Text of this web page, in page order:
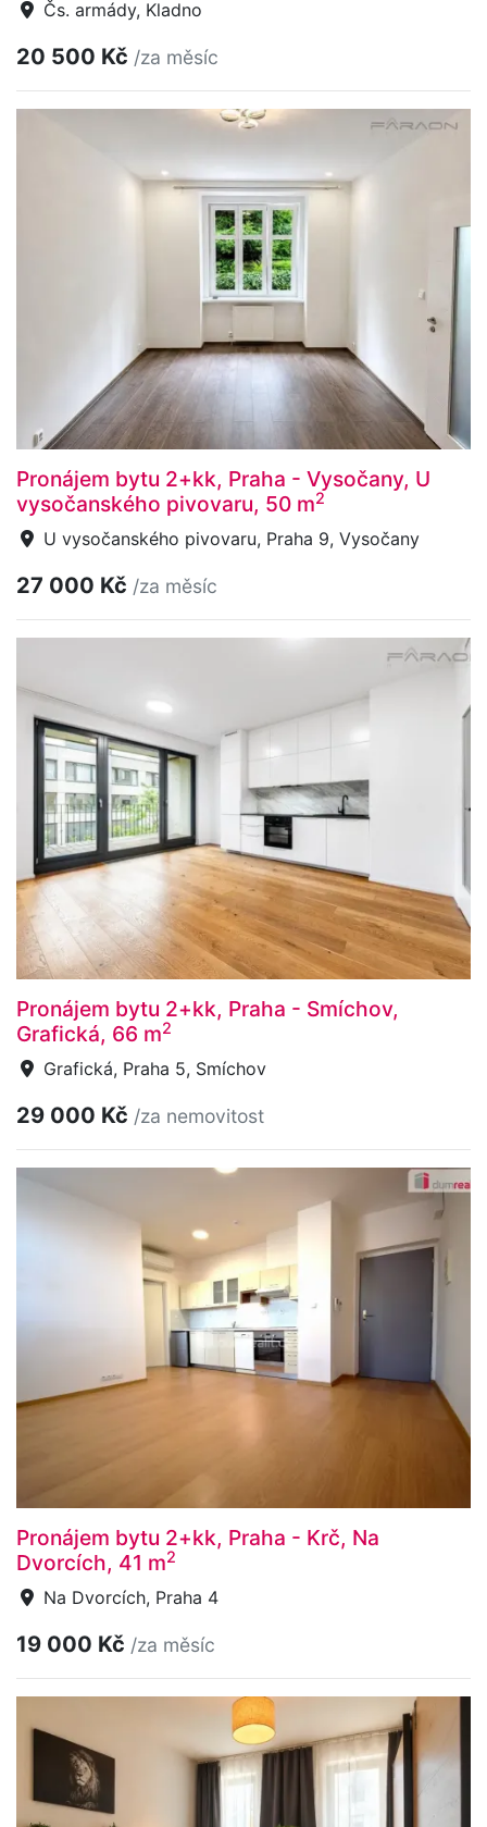
Čs. armády, Kladno
20 500 Kč /za měsíc
Pronájem bytu 2+kk, Praha - Vysočany, U
vysočanského pivovaru, 50 m2
U vysočanského pivovaru, Praha 9, Vysočany
27 000 Kč /za měsíc
Pronájem bytu 2+kk, Praha - Smíchov,
Grafická, 66 m2
Grafická, Praha 5, Smíchov
29 000 Kč /za nemovitost
Pronájem bytu 2+kk, Praha - Krč, Na
Dvorcích, 41 m2
Na Dvorcích, Praha 4
19 000 Kč /za měsíc